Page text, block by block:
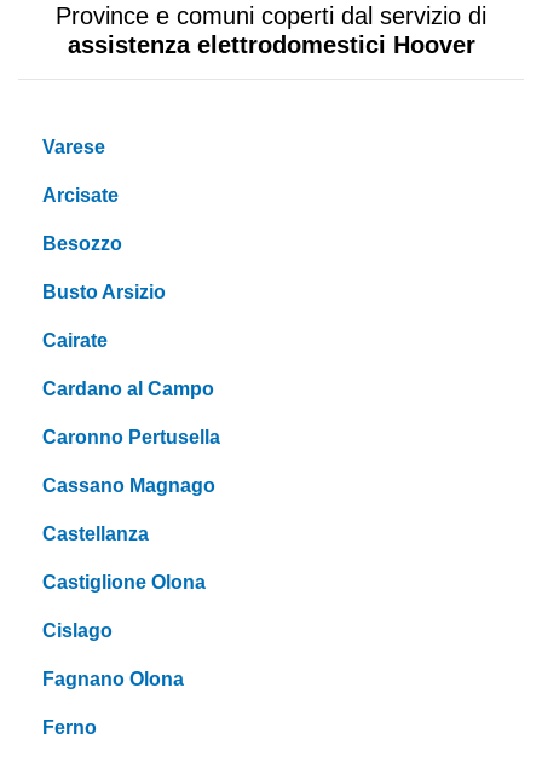
Province e comuni coperti dal servizio di
assistenza elettrodomestici Hoover
Varese
Arcisate
Besozzo
Busto Arsizio
Cairate
Cardano al Campo
Caronno Pertusella
Cassano Magnago
Castellanza
Castiglione Olona
Cislago
Fagnano Olona
Ferno